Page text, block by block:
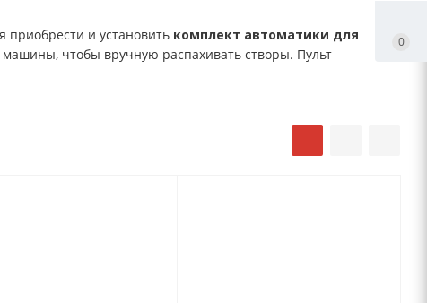
приобрести и установить комплект автоматики для
чтобы вручную распахивать створы. Пульт
0